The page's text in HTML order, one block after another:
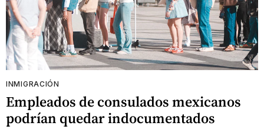
INMIGRACIÓN
Empleados de consulados mexicanos
podrían quedar indocumentados